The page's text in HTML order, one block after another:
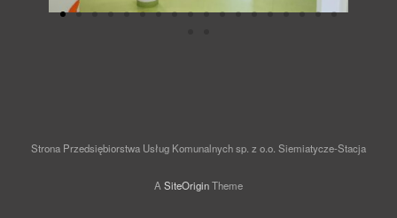
Strona Przedsiębiorstwa Usług Komunalnych sp. z o.o. Siemiatycze-Stacja
A SiteOriginTheme